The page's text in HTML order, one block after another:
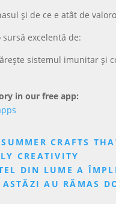
și de ce e atât de
excelentă de:
sistemul imunitar și
in our free app:
CRAFTS
CREATIVITY
DIN LUME A
AU RĂMAS